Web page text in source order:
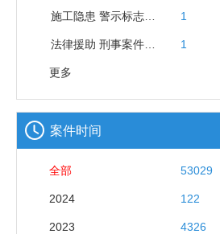
1
1
更多
案件时间
全部 53029
2024 122
2023 4326